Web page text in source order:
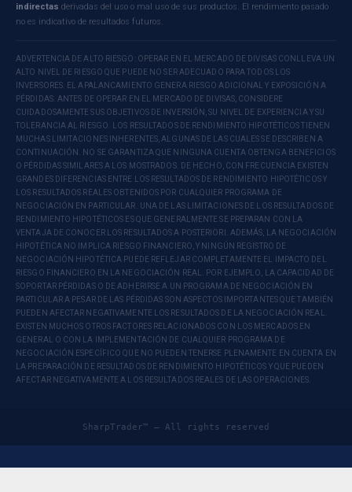
indirectas derivadas del uso o mal uso de sus productos. El rendimiento pasado
no es indicativo de resultados futuros.
ADVERTENCIA DE ALTO RIESGO: OPERAR EN EL MERCADO DE DIVISAS CONLLEVA UN
ALTO NIVEL DE RIESGO QUE PUEDE NO SER ADECUADO PARA TODOS LOS
INVERSORES. EL APALANCAMIENTO GENERA RIESGO ADICIONAL Y EXPOSICIÓN A
PÉRDIDAS. ANTES DE OPERAR EN EL MERCADO DE DIVISAS, CONSIDERE
CUIDADOSAMENTE SUS OBJETIVOS DE INVERSIÓN, SU NIVEL DE EXPERIENCIA Y SU
TOLERANCIA AL RIESGO. LOS RESULTADOS DE RENDIMIENTO HIPOTÉTICOS TIENEN
MUCHAS LIMITACIONES INHERENTES, ALGUNAS DE LAS CUALES SE DESCRIBEN A
CONTINUACIÓN. NO SE GARANTIZA QUE NINGUNA CUENTA OBTENGA BENEFICIOS
O PÉRDIDAS SIMILARES A LOS MOSTRADOS. DE HECHO, CON FRECUENCIA EXISTEN
GRANDES DIFERENCIAS ENTRE LOS RESULTADOS DE RENDIMIENTO HIPOTÉTICOS Y
LOS RESULTADOS REALES OBTENIDOS POR CUALQUIER PROGRAMA DE
NEGOCIACIÓN EN PARTICULAR. UNA DE LAS LIMITACIONES DE LOS RESULTADOS DE
RENDIMIENTO HIPOTÉTICOS ES QUE GENERALMENTE SE PREPARAN CON LA
VENTAJA DE CONOCER LOS RESULTADOS A POSTERIORI. ADEMÁS, LA NEGOCIACIÓN
HIPOTÉTICA NO IMPLICA RIESGO FINANCIERO, Y NINGÚN REGISTRO DE
NEGOCIACIÓN HIPOTÉTICA PUEDE REFLEJAR COMPLETAMENTE EL IMPACTO DEL
RIESGO FINANCIERO EN LA NEGOCIACIÓN REAL. POR EJEMPLO, LA CAPACIDAD DE
SOPORTAR PÉRDIDAS O DE ADHERIRSE A UN PROGRAMA DE NEGOCIACIÓN EN
PARTICULAR A PESAR DE LAS PÉRDIDAS SON ASPECTOS IMPORTANTES QUE TAMBIÉN
PUEDEN AFECTAR NEGATIVAMENTE LOS RESULTADOS DE LA NEGOCIACIÓN REAL.
EXISTEN MUCHOS OTROS FACTORES RELACIONADOS CON LOS MERCADOS EN
GENERAL O CON LA IMPLEMENTACIÓN DE CUALQUIER PROGRAMA DE
NEGOCIACIÓN ESPECÍFICO QUE NO PUEDEN TENERSE PLENAMENTE EN CUENTA EN
LA PREPARACIÓN DE RESULTADOS DE RENDIMIENTO HIPOTÉTICOS Y QUE PUEDEN
AFECTAR NEGATIVAMENTE A LOS RESULTADOS REALES DE LAS OPERACIONES.
SharpTrader™ — All rights reserved